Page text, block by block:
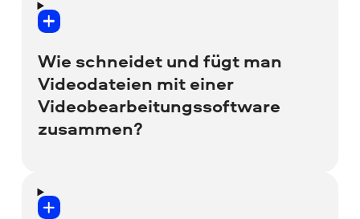
Dabei sind mehrere Faktoren zu
berücksichtigen, darunter:
Wie einfach ist das Programm zu
erlernen und zu verwenden?
Wie schneidet und fügt man
Videodateien mit einer
Videobearbeitungssoftware
zusammen?
Zum Zuschneiden von Videos benötigen